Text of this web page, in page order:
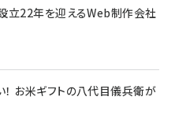
立22年を迎えるWeb制作会社
お米ギフトの八代目儀兵衛が